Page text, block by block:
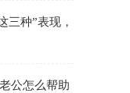
三种”表现，
公怎么帮助